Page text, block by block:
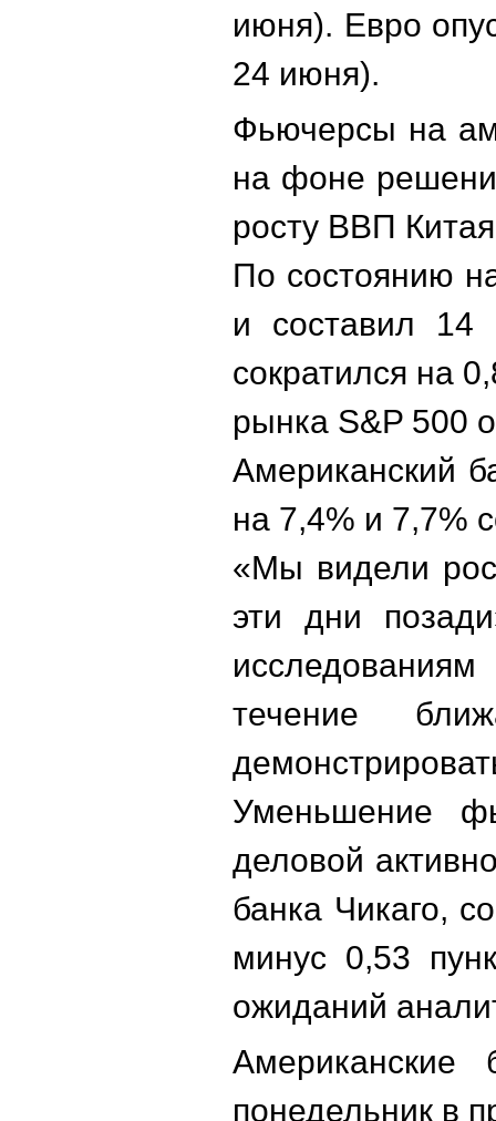
июня). Евро
24 июня).
Фьючерсы на
на фоне
росту ВВП
По состоянию
и составил 14
сократился на
рынка S&P 500
Американский
на 7,4% и 7,7%
«Мы видели
эти дни
течение
Уменьшение
деловой
банка Чикаго,
минус 0,53
ожиданий
понедельник в